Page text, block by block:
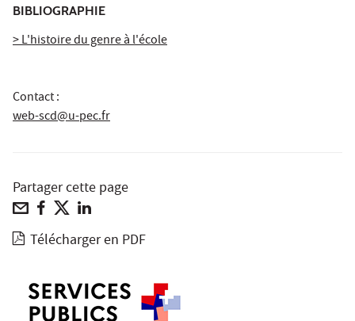
BIBLIOGRAPHIE
> L'histoire du genre à l'école
Contact :
web-scd@u-pec.fr
Partager cette page
Télécharger en PDF